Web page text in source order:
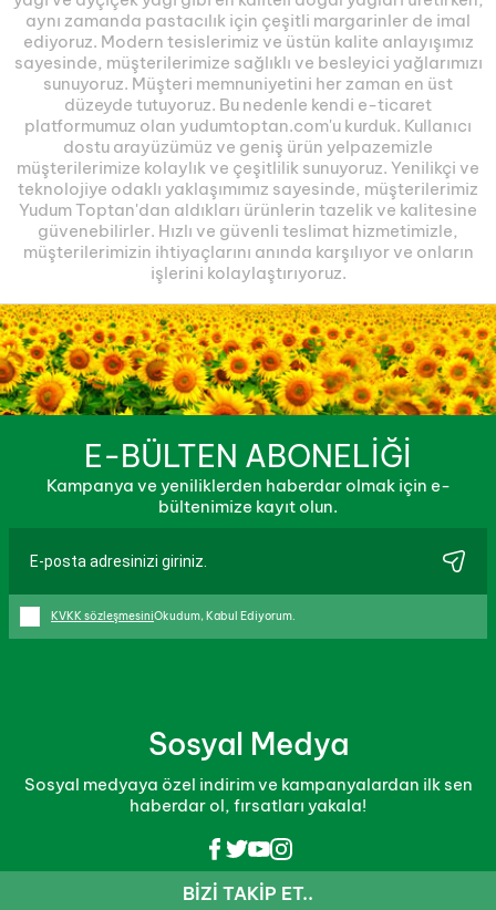
aynı zamanda pastacılık için çeşitli margarinler de imal
ediyoruz. Modern tesislerimiz ve üstün kalite anlayışımız
sayesinde, müşterilerimize sağlıklı ve besleyici yağlarımızı
sunuyoruz. Müşteri memnuniyetini her zaman en üst
düzeyde tutuyoruz. Bu nedenle kendi e-ticaret
platformumuz olan yudumtoptan.com'u kurduk. Kullanıcı
dostu arayüzümüz ve geniş ürün yelpazemizle
müşterilerimize kolaylık ve çeşitlilik sunuyoruz. Yenilikçi ve
teknolojiye odaklı yaklaşımımız sayesinde, müşterilerimiz
Yudum Toptan'dan aldıkları ürünlerin tazelik ve kalitesine
güvenebilirler. Hızlı ve güvenli teslimat hizmetimizle,
müşterilerimizin ihtiyaçlarını anında karşılıyor ve onların
işlerini kolaylaştırıyoruz.
E-BÜLTEN ABONELİĞİ
Kampanya ve yeniliklerden haberdar olmak için e-
bültenimize kayıt olun.
KVKK sözleşmesiniOkudum, Kabul Ediyorum.
Sosyal Medya
Sosyal medyaya özel indirim ve kampanyalardan ilk sen
haberdar ol, fırsatları yakala!
BIZI TAKIP ET..